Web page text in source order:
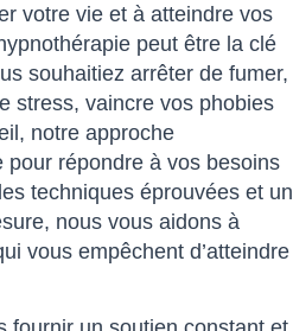
votre vie et à atteindre vos
peut être la clé
souhaitiez arrêter de fumer,
stress, vaincre vos phobies
notre approche
pour répondre à vos besoins
techniques éprouvées et un
nous vous aidons à
vous empêchent d’atteindre